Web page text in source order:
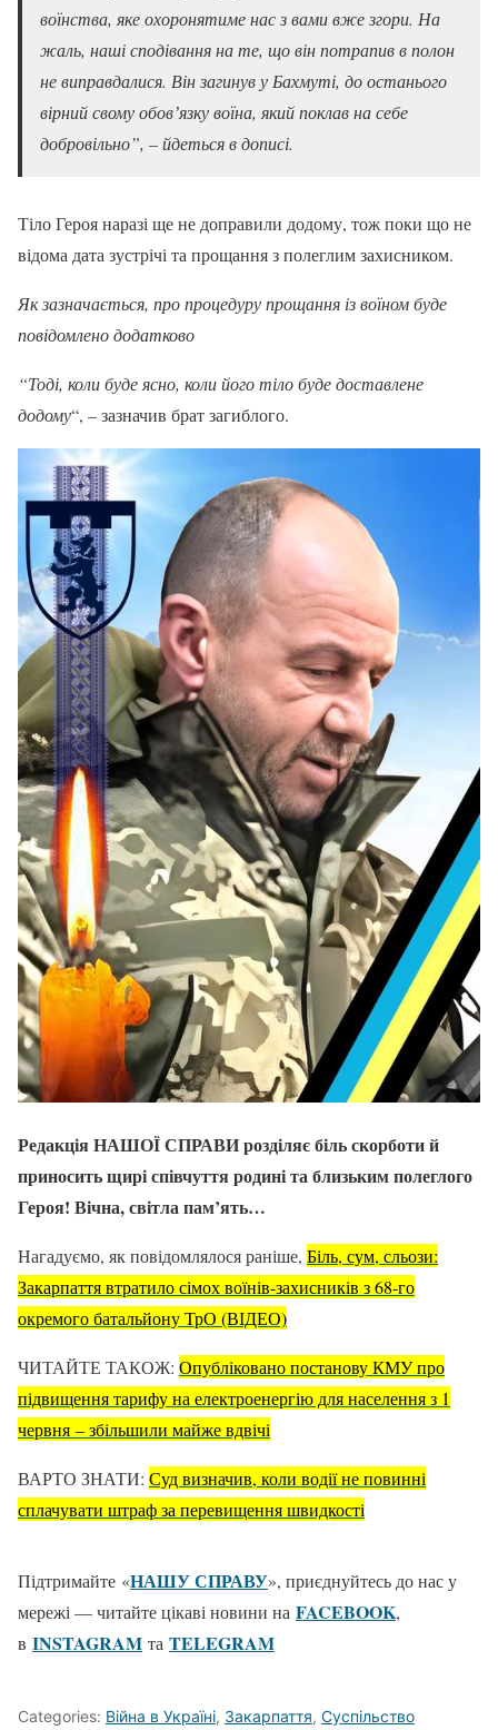
воїнства, яке охоронятиме нас з вами вже згори. На
жаль, наші сподівання на те, що він потрапив в полон
не виправдалися. Він загинув у Бахмуті, до останього
вірний свому обовʼязку воїна, який поклав на себе
добровільно”, – йдеться в дописі.
Тіло Героя наразі ще не доправили додому, тож поки що не
відома дата зустрічі та прощання з полеглим захисником.
Як зазначається, про процедуру прощання із воїном буде
повідомлено додатково
“Тоді, коли буде ясно, коли його тіло буде доставлене
додому“, – зазначив брат загиблого.
Редакція НАШОЇ СПРАВИ розділяє біль скорботи й
приносить щирі співчуття родині та близьким полеглого
Героя! Вічна, світла пам’ять…
Нагадуємо, як повідомлялося раніше, Біль, сум, сльози:
Закарпаття втратило сімох воїнів-захисників з 68-го
окремого батальйону ТрО (ВІДЕО)
ЧИТАЙТЕ ТАКОЖ: Опубліковано постанову КМУ про
підвищення тарифу на електроенергію для населення з 1
червня – збільшили майже вдвічі
ВАРТО ЗНАТИ: Суд визначив, коли водії не повинні
сплачувати штраф за перевищення швидкості
Підтримайте «НАШУ СПРАВУ», приєднуйтесь до нас у
мережі — читайте цікаві новини на FACEBOOK,
в ІNSTAGRAM та TELEGRAM
Categories: Війна в Україні, Закарпаття, Суспільство